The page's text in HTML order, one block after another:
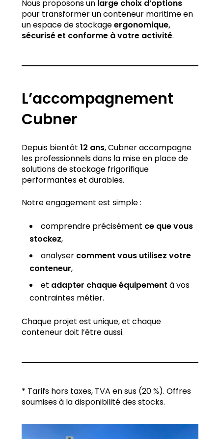
Nous proposons unlarge choix d’options
pour transformer un conteneur maritime en
un espace de stockageergonomique,
sécurisé et conforme à votre activité.
L’accompagnement
Cubner
Depuis bientôt12 ans, Cubner accompagne
les professionnels dans la mise en place de
solutions de stockage frigorifique
performantes et durables.
Notre engagement est simple :
comprendre précisément ce que vous
stockez,
analysercomment vous utilisez votre
conteneur,
et adapter chaque équipementà vos
contraintes métier.
Chaque projet est unique, et chaque
conteneur doit l’être aussi.
* Tarifs hors taxes, TVA en sus (20 %). Offres
soumises à la disponibilité des stocks.